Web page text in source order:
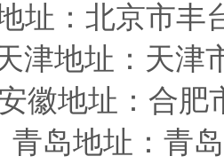
址：北京市丰
津地址 ：天津
徽地址 ：合
青岛地址 ：青